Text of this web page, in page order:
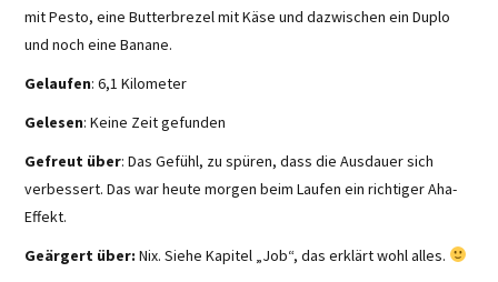
mit Pesto, eine Butterbrezel mit Käse und dazwischen ein Duplo
und noch eine Banane.
Gelaufen: 6,1 Kilometer
Gelesen: Keine Zeit gefunden
Gefreut über: Das Gefühl, zu spüren, dass die Ausdauer sich
verbessert. Das war heute morgen beim Laufen ein richtiger Aha-
Effekt.
Geärgert über: Nix. Siehe Kapitel „Job“, das erklärt wohl alles.